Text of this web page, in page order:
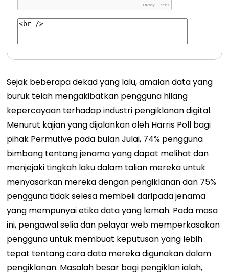
Sejak beberapa dekad yang lalu, amalan data yang
buruk telah mengakibatkan pengguna hilang
kepercayaan terhadap industri pengiklanan digital.
Menurut kajian yang dijalankan oleh Harris Poll bagi
pihak Permutive pada bulan Julai, 74% pengguna
bimbang tentang jenama yang dapat melihat dan
menjejaki tingkah laku dalam talian mereka untuk
menyasarkan mereka dengan pengiklanan dan 75%
pengguna tidak selesa membeli daripada jenama
yang mempunyai etika data yang lemah. Pada masa
ini, pengawal selia dan pelayar web memperkasakan
pengguna untuk membuat keputusan yang lebih
tepat tentang cara data mereka digunakan dalam
pengiklanan. Masalah besar bagi pengiklan ialah,